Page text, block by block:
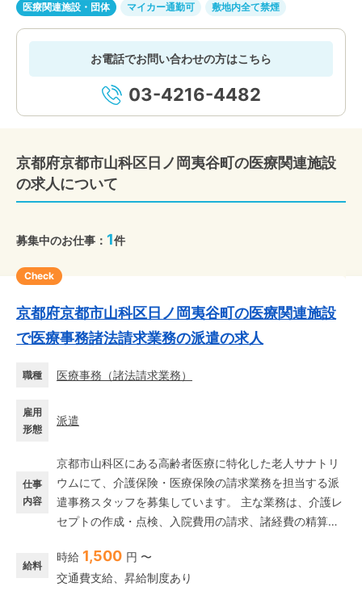
医療関連施設・団体 マイカー通勤可 敷地内全て禁煙
お電話でお問い合わせの方はこちら
03-4216-4482
京都府京都市山科区日ノ岡夷谷町の医療関連施設
の求人について
募集中のお仕事： 1件
Check
京都府京都市山科区日ノ岡夷谷町の医療関連施設
で医療事務諸法請求業務の派遣の求人
職種 医療事務 （諸法請求業務）
雇用
形態
派遣
仕事
内容
京都市山科区にある高齢者医療に特化した老人サナトリ
ウムにて、介護保険・医療保険の請求業務を担当する派
遣事務スタッフを募集しています。 主な業務は、介護レ
セプトの作成・点検、入院費用の請求、諸経費の精算、
給料
時給 1,500 円 〜
交通費支給、昇給制度あり